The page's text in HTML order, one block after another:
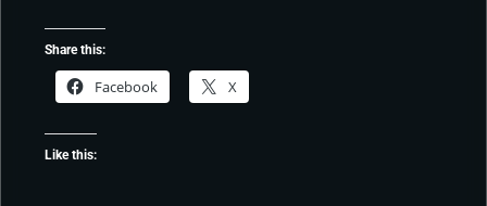
Share this:
Facebook X
Like this: